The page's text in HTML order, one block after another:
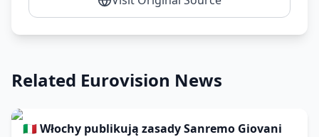
Related Eurovision News
🇮🇹 Włochy publikują zasady Sanremo Giovani